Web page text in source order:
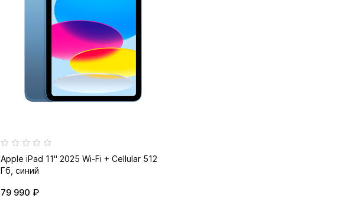
Apple iPad 11" 2025 Wi-Fi + Cellular 512
Гб, синий
79 990 ₽